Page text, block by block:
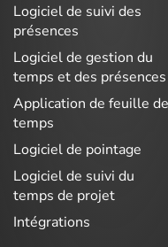
Logiciel de suivi des
présences
Logiciel de gestion du
temps et des présences
Application de feuille de
temps
Logiciel de pointage
Logiciel de suivi du
temps de projet
Intégrations